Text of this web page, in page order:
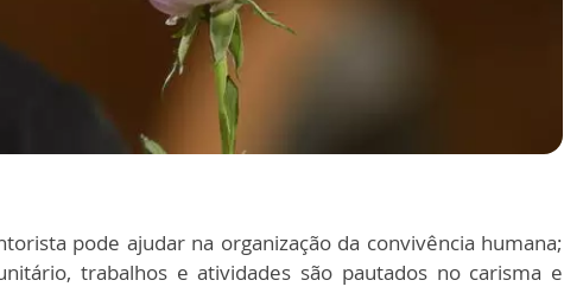
pode ajudar na organização da convivência humana;
trabalhos e atividades são pautados no carisma e